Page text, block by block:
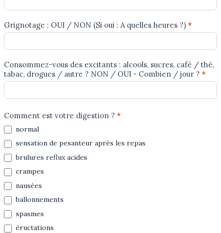
Grignotage : OUI / NON (Si oui : A quelles heures ?) *
Consommez-vous des excitants : alcools, sucres, café / thé,
tabac, drogues / autre ? NON / OUI - Combien / jour ? *
Comment est votre digestion ? *
normal
sensation de pesanteur après les repas
brulures reflux acides
crampes
nausées
ballonnements
spasmes
éructations